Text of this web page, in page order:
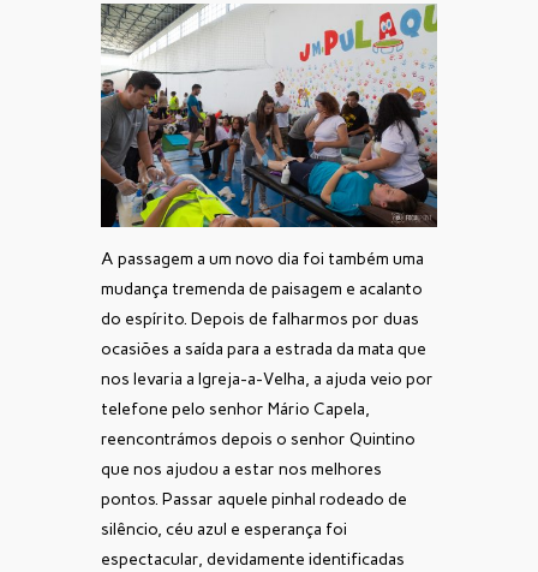
A passagem a um novo dia foi também uma
mudança tremenda de paisagem e acalanto
do espírito. Depois de falharmos por duas
ocasiões a saída para a estrada da mata que
nos levaria a Igreja-a-Velha, a ajuda veio por
telefone pelo senhor Mário Capela,
reencontrámos depois o senhor Quintino
que nos ajudou a estar nos melhores
pontos. Passar aquele pinhal rodeado de
silêncio, céu azul e esperança foi
espectacular, devidamente identificadas